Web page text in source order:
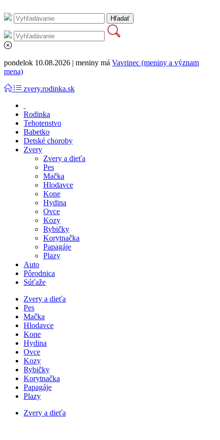
pondelok 10.08.2026 | meniny má Vavrinec (meniny a význam
mena)
zvery.rodinka.sk
Rodinka
Tehotenstvo
Babetko
Detské choroby
Zvery
Zvery a dieťa
Pes
Mačka
Hlodavce
Kone
Hydina
Ovce
Kozy
Rybičky
Korytnačka
Papagáje
Plazy
Auto
Pôrodnica
Súťaže
Zvery a dieťa
Pes
Mačka
Hlodavce
Kone
Hydina
Ovce
Kozy
Rybičky
Korytnačka
Papagáje
Plazy
Zvery a dieťa